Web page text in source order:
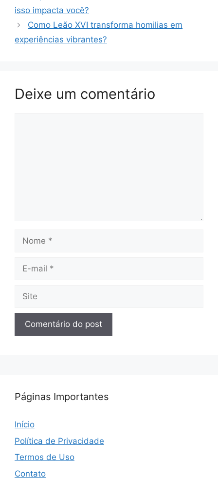
isso impacta você?
Como Leão XVI transforma homilias em
experiências vibrantes?
Deixe um comentário
Nome
Site
Páginas Importantes
Início
Política de Privacidade
Termos de Uso
Contato